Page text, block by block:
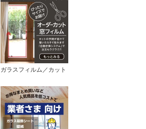
ガラスフィルム／カット